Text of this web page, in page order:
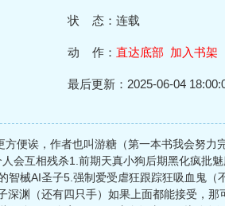
状 态：连载
动 作： 直达底部 加入书架
最后更新：2025-06-04
便诶，作者也叫游糖（第一本书我会努力
会互相残杀1.前期天真小狗后期黑化疯批
械AI圣子5.强制爱受虐狂跟踪狂吸血鬼（
渊（还有四只手）如果上面都能接受，那